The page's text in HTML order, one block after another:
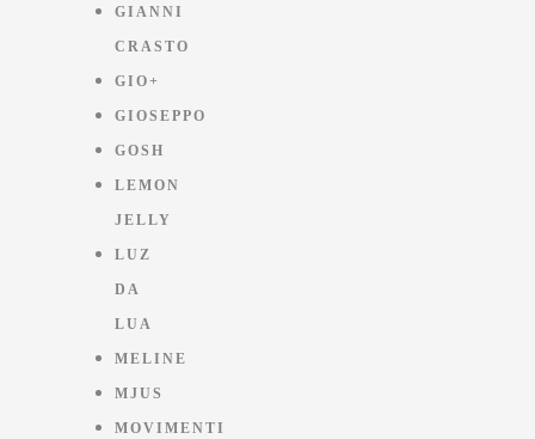
GIANNI
CRASTO
GIO+
GIOSEPPO
GOSH
LEMON
JELLY
LUZ
DA
LUA
MELINE
MJUS
MOVIMENTI